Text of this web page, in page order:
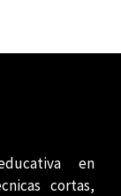
en
cortas,